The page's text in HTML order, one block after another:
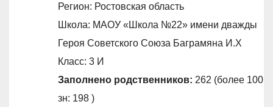
Регион: Ростовская область
Школа: МАОУ «Школа №22» имени дважды
Героя Советского Союза Баграмяна И.Х
Класс: 3 И
Заполнено родственников: 262 (более 100
зн: 198 )